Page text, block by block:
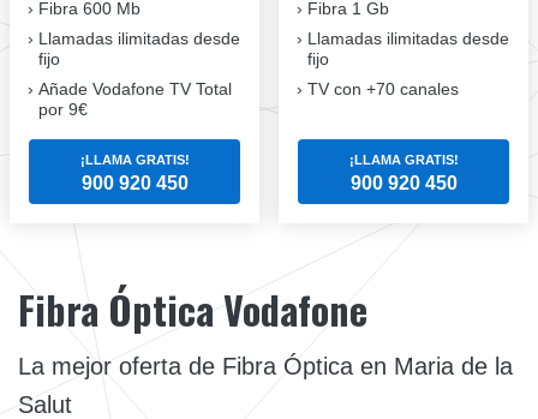
Fibra 600 Mb
Llamadas ilimitadas desde
fijo
Añade Vodafone TV Total
por 9€
¡LLAMA GRATIS!
900 920 450
Fibra 1 Gb
Llamadas ilimitadas desde
fijo
TV con +70 canales
¡LLAMA GRATIS!
900 920 450
Fibra Óptica Vodafone
La mejor oferta de Fibra Óptica en Maria de la
Salut